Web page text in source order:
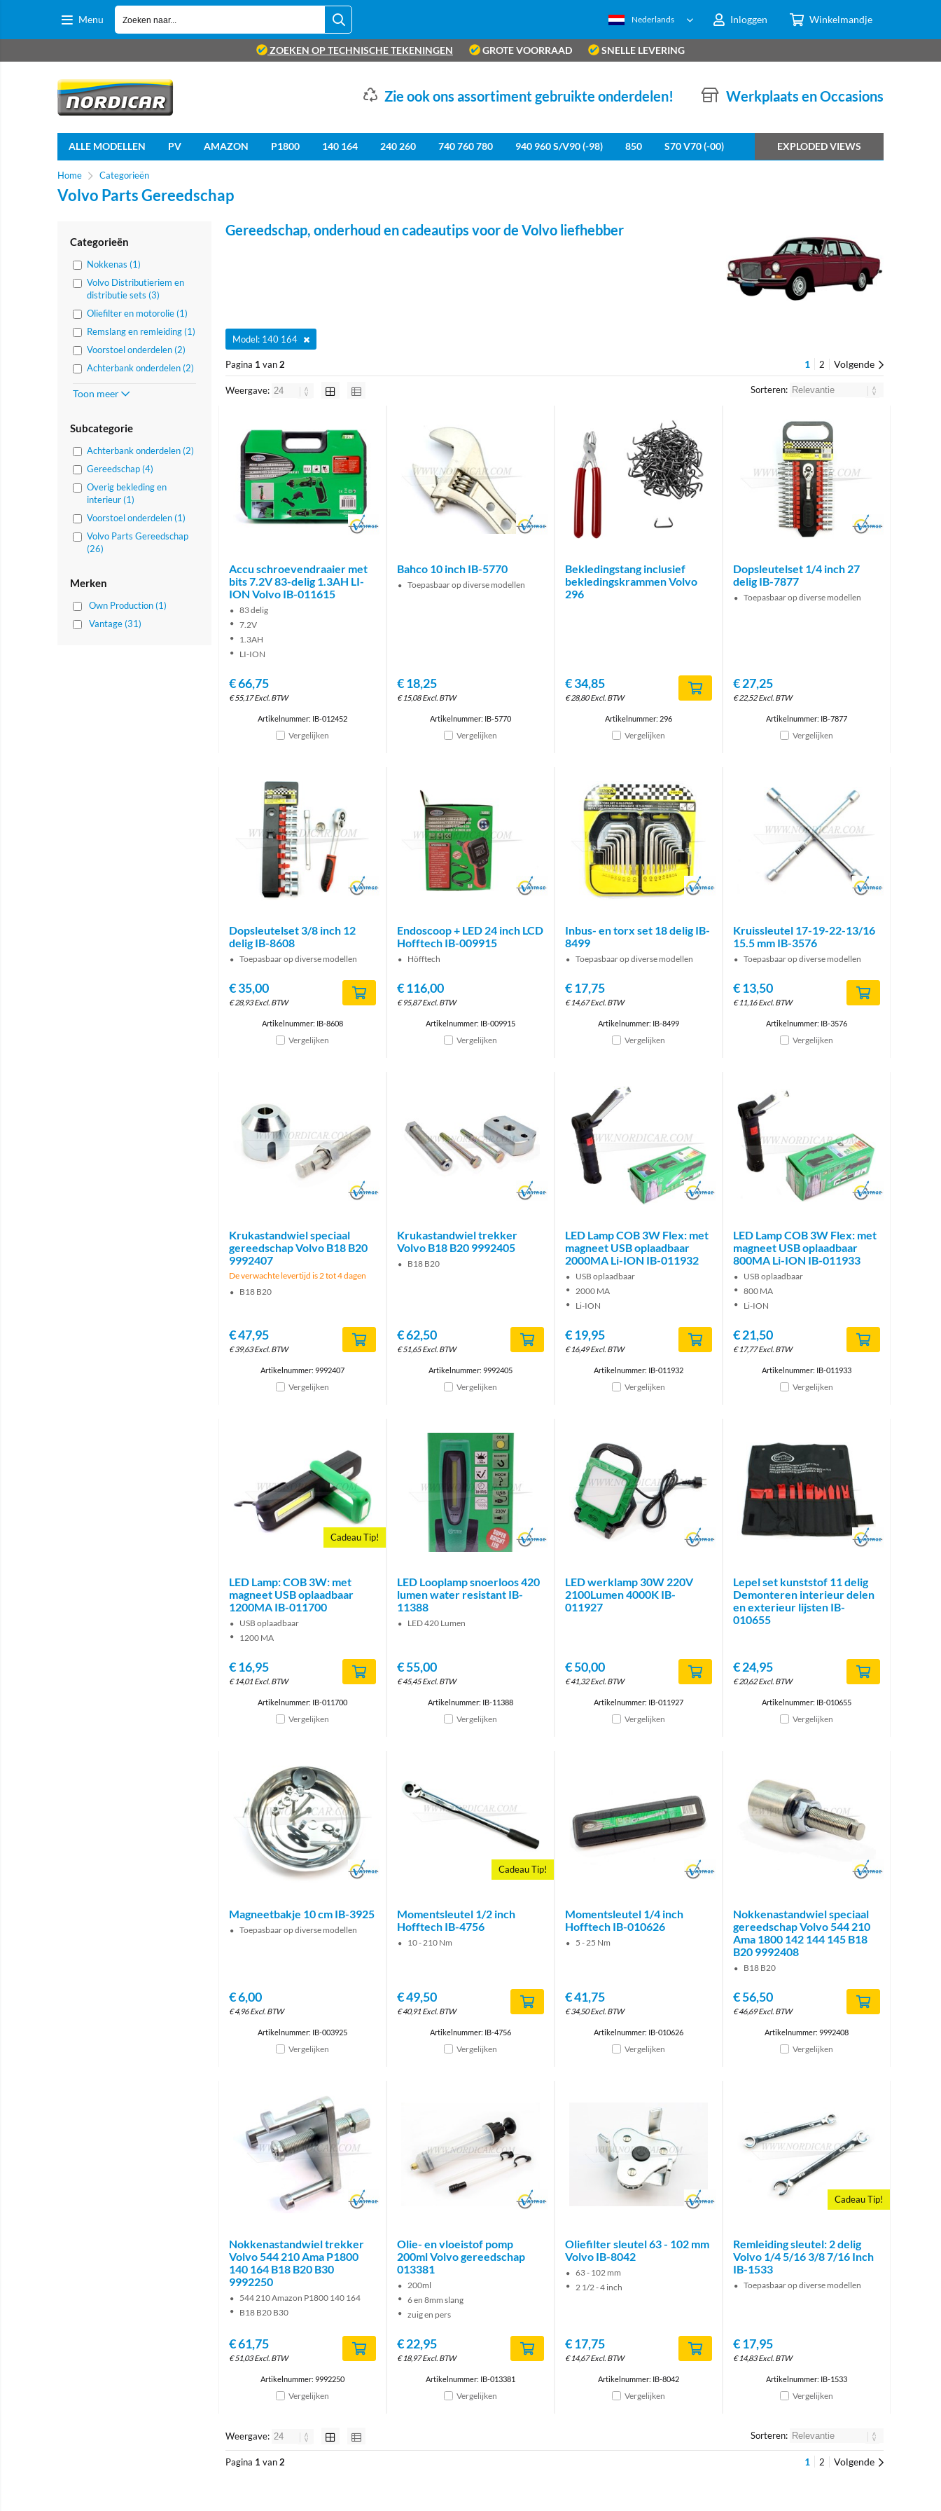
Menu Inloggen Winkelmandje
Nederlands
ZOEKEN OP TECHNISCHE TEKENINGEN GROTE VOORRAAD SNELLE LEVERING
Werkplaats en Occasions
Zie ook ons assortiment gebruikte onderdelen!
ALLE MODELLEN PV AMAZON P1800 140 164 240 260 740 760 780 940 960 S/V90 (-98) 850 S70 V70 (-00) EXPLODED VIEWS
Home Categorieën
Volvo Parts Gereedschap
Categorieën
Nokkenas (1)
Volvo Distributieriem en
distributie sets (3)
Oliefilter en motorolie (1)
Remslang en remleiding (1)
Voorstoel onderdelen (2)
Achterbank onderdelen (2)
Toon meer
Subcategorie
Achterbank onderdelen (2)
Gereedschap (4)
Overig bekleding en
interieur (1)
Voorstoel onderdelen (1)
Volvo Parts Gereedschap
(26)
Merken
Own Production (1)
Vantage (31)
Gereedschap, onderhoud en cadeautips voor de Volvo liefhebber
Model: 140 164
Pagina 1 van2 1 2 Volgende
Weergave: Sorteren:
Brand
Accu schroevendraaier met
bits 7.2V 83-delig 1.3AH LI-
ION Volvo IB-011615
83 delig
7.2V
1.3AH
LI-ION
€66,75
€55,17 Excl. BTW
Artikelnummer: IB-012452
Vergelijken
Brand
Bahco 10 inch IB-5770
Toepasbaar op diverse modellen
€18,25
€15,08 Excl. BTW
Artikelnummer: IB-5770
Vergelijken
Bekledingstang inclusief
bekledingskrammen Volvo
296
€34,85
€28,80 Excl. BTW
Artikelnummer: 296
Vergelijken
Brand
Dopsleutelset 1/4 inch 27
delig IB-7877
Toepasbaar op diverse modellen
€27,25
€22,52 Excl. BTW
Artikelnummer: IB-7877
Vergelijken
Brand
Dopsleutelset 3/8 inch 12
delig IB-8608
Toepasbaar op diverse modellen
€35,00
€28,93 Excl. BTW
Artikelnummer: IB-8608
Vergelijken
Brand
Endoscoop + LED 24 inch LCD
Hofftech IB-009915
Höfftech
€116,00
€95,87 Excl. BTW
Artikelnummer: IB-009915
Vergelijken
Brand
Inbus- en torx set 18 delig IB-
8499
Toepasbaar op diverse modellen
€17,75
€14,67 Excl. BTW
Artikelnummer: IB-8499
Vergelijken
Brand
Kruissleutel 17-19-22-13/16
15.5 mm IB-3576
Toepasbaar op diverse modellen
€13,50
€11,16 Excl. BTW
Artikelnummer: IB-3576
Vergelijken
Brand
Krukastandwiel speciaal
gereedschap Volvo B18 B20
9992407
De verwachte levertijd is 2 tot 4 dagen
B18 B20
€47,95
€39,63 Excl. BTW
Artikelnummer: 9992407
Vergelijken
Brand
Krukastandwiel trekker
Volvo B18 B20 9992405
B18 B20
€62,50
€51,65 Excl. BTW
Artikelnummer: 9992405
Vergelijken
Brand
LED Lamp COB 3W Flex: met
magneet USB oplaadbaar
2000MA Li-ION IB-011932
USB oplaadbaar
2000 MA
Li-ION
€19,95
€16,49 Excl. BTW
Artikelnummer: IB-011932
Vergelijken
Brand
LED Lamp COB 3W Flex: met
magneet USB oplaadbaar
800MA Li-ION IB-011933
USB oplaadbaar
800 MA
Li-ION
€21,50
€17,77 Excl. BTW
Artikelnummer: IB-011933
Vergelijken
Cadeau Tip!
LED Lamp: COB 3W: met
magneet USB oplaadbaar
1200MA IB-011700
USB oplaadbaar
1200 MA
€16,95
€14,01 Excl. BTW
Artikelnummer: IB-011700
Vergelijken
Brand
LED Looplamp snoerloos 420
lumen water resistant IB-
11388
LED 420 Lumen
€55,00
€45,45 Excl. BTW
Artikelnummer: IB-11388
Vergelijken
Brand
LED werklamp 30W 220V
2100Lumen 4000K IB-
011927
€50,00
€41,32 Excl. BTW
Artikelnummer: IB-011927
Vergelijken
Brand
Lepel set kunststof 11 delig
Demonteren interieur delen
en exterieur lijsten IB-
010655
€24,95
€20,62 Excl. BTW
Artikelnummer: IB-010655
Vergelijken
Brand
Magneetbakje 10 cm IB-3925
Toepasbaar op diverse modellen
€6,00
€4,96 Excl. BTW
Artikelnummer: IB-003925
Vergelijken
Cadeau Tip!
Momentsleutel 1/2 inch
Hofftech IB-4756
10 - 210 Nm
€49,50
€40,91 Excl. BTW
Artikelnummer: IB-4756
Vergelijken
Brand
Momentsleutel 1/4 inch
Hofftech IB-010626
5 - 25 Nm
€41,75
€34,50 Excl. BTW
Artikelnummer: IB-010626
Vergelijken
Brand
Nokkenastandwiel speciaal
gereedschap Volvo 544 210
Ama 1800 142 144 145 B18
B20 9992408
B18 B20
€56,50
€46,69 Excl. BTW
Artikelnummer: 9992408
Vergelijken
Brand
Nokkenastandwiel trekker
Volvo 544 210 Ama P1800
140 164 B18 B20 B30
9992250
544 210 Amazon P1800 140 164
B18 B20 B30
€61,75
€51,03 Excl. BTW
Artikelnummer: 9992250
Vergelijken
Brand
Olie- en vloeistof pomp
200ml Volvo gereedschap
013381
200ml
6 en 8mm slang
zuig en pers
€22,95
€18,97 Excl. BTW
Artikelnummer: IB-013381
Vergelijken
Brand
Oliefilter sleutel 63 - 102 mm
Volvo IB-8042
63 - 102 mm
2 1/2 - 4 inch
€17,75
€14,67 Excl. BTW
Artikelnummer: IB-8042
Vergelijken
Cadeau Tip!
Remleiding sleutel: 2 delig
Volvo 1/4 5/16 3/8 7/16 Inch
IB-1533
Toepasbaar op diverse modellen
€17,95
€14,83 Excl. BTW
Artikelnummer: IB-1533
Vergelijken
Weergave: Sorteren:
Pagina 1 van2 1 2 Volgende